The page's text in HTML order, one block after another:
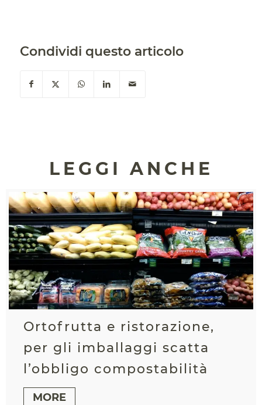
Condividi questo articolo
LEGGI ANCHE
Ortofrutta e ristorazione,
per gli imballaggi scatta
l’obbligo compostabilità
MORE